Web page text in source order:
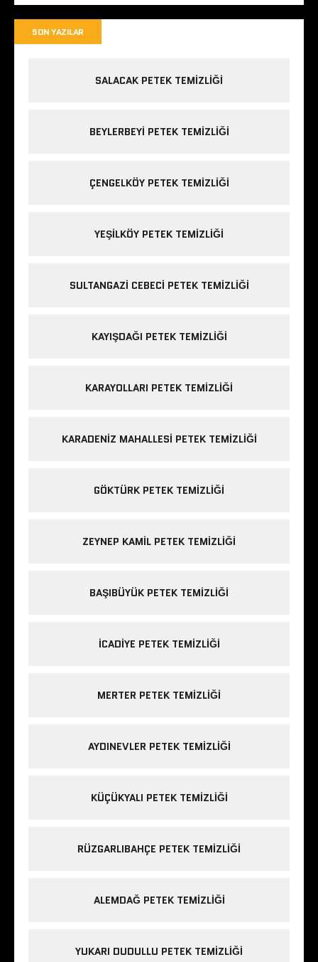
SON YAZILAR
SALACAK PETEK TEMIZLIĞI
BEYLERBEYI PETEK TEMIZLIĞI
ÇENGELKÖY PETEK TEMIZLIĞI
YEŞILKÖY PETEK TEMIZLIĞI
SULTANGAZI CEBECI PETEK TEMIZLIĞI
KAYIŞDAĞI PETEK TEMIZLIĞI
KARAYOLLARI PETEK TEMIZLIĞI
KARADENIZ MAHALLESI PETEK TEMIZLIĞI
GÖKTÜRK PETEK TEMIZLIĞI
ZEYNEP KAMIL PETEK TEMIZLIĞI
BAŞIBÜYÜK PETEK TEMIZLIĞI
ICADIYE PETEK TEMIZLIĞI
MERTER PETEK TEMIZLIĞI
AYDINEVLER PETEK TEMIZLIĞI
KÜÇÜKYALI PETEK TEMIZLIĞI
RÜZGARLIBAHÇE PETEK TEMIZLIĞI
ALEMDAĞ PETEK TEMIZLIĞI
YUKARI DUDULLU PETEK TEMIZLIĞI